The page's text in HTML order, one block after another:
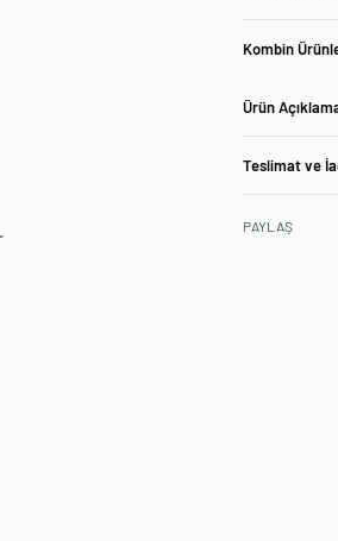
Kombin
Ürün
Teslimat ve
PAYLAŞ